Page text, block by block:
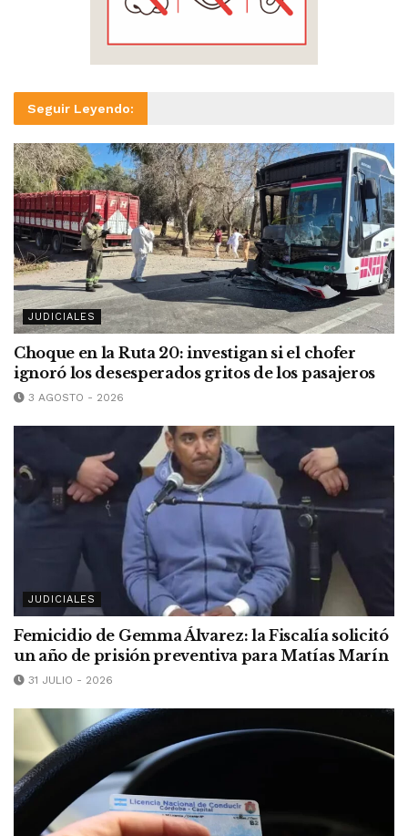
Seguir Leyendo:
JUDICIALES
Choque en la Ruta 20: investigan si el chofer
ignoró los desesperados gritos de los pasajeros
3 AGOSTO - 2026
JUDICIALES
Femicidio de Gemma Álvarez: la Fiscalía solicitó
un año de prisión preventiva para Matías Marín
31 JULIO - 2026